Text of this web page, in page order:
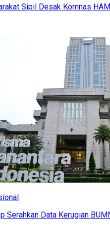
Sipil Desak Komnas
Serahkan Data Kerugian